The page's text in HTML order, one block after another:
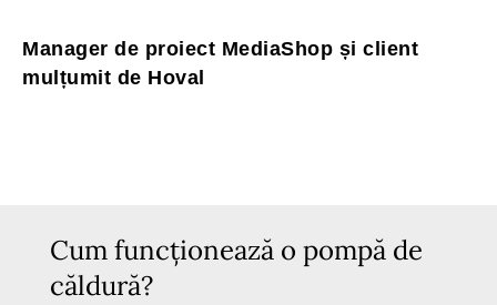
Manager de proiect MediaShop și client
mulțumit de Hoval
Cum funcționează o pompă de
căldură?